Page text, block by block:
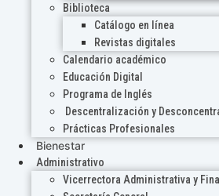
Biblioteca
Catálogo en línea
Revistas digitales
Calendario académico
Educación Digital
Programa de Inglés
Descentralización y
Prácticas Profesionales
Bienestar
Administrativo
Vicerrectora Administrativa y